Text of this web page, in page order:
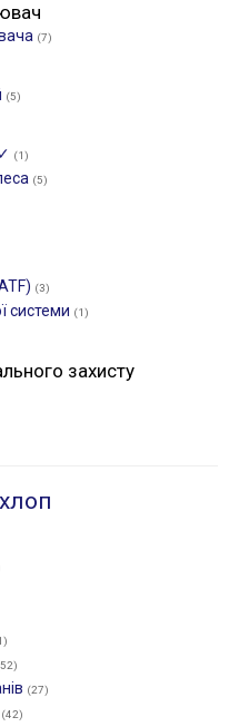
(7)
(5)
(1)
(5)
(3)
системи (1)
захисту
(27)
(42)